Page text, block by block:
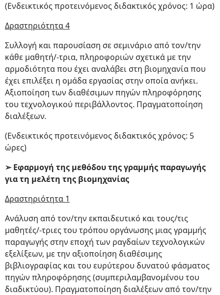
(Ενδεικτικός προτεινόμενος διδακτικός χρόνος: 1 ώρα)
Δραστηριότητα 4
Συλλογή και παρουσίαση σε σεμινάριο από τον/την
κάθε μαθητή/-τρια, πληροφοριών σχετικά με την
αρμοδιότητα που έχει αναλάβει στη βιομηχανία που
έχει επιλέξει η ομάδα εργασίας στην οποία ανήκει.
Αξιοποίηση των διαθέσιμων πηγών πληροφόρησης
του τεχνολογικού περιβάλλοντος. Πραγματοποίηση
διαλέξεων.
(Ενδεικτικός προτεινόμενος διδακτικός χρόνος: 5
ώρες)
➢ Εφαρμογή της μεθόδου της γραμμής παραγωγής
για τη μελέτη της βιομηχανίας
Δραστηριότητα 1
Ανάλυση από τον/την εκπαιδευτικό και τους/τις
μαθητές/-τριες του τρόπου οργάνωσης μιας γραμμής
παραγωγής στην εποχή των ραγδαίων τεχνολογικών
εξελίξεων, με την αξιοποίηση διαθέσιμης
βιβλιογραφίας και του ευρύτερου δυνατού φάσματος
πηγών πληροφόρησης (συμπεριλαμβανομένου του
διαδικτύου). Πραγματοποίηση διαλέξεων από τον/την